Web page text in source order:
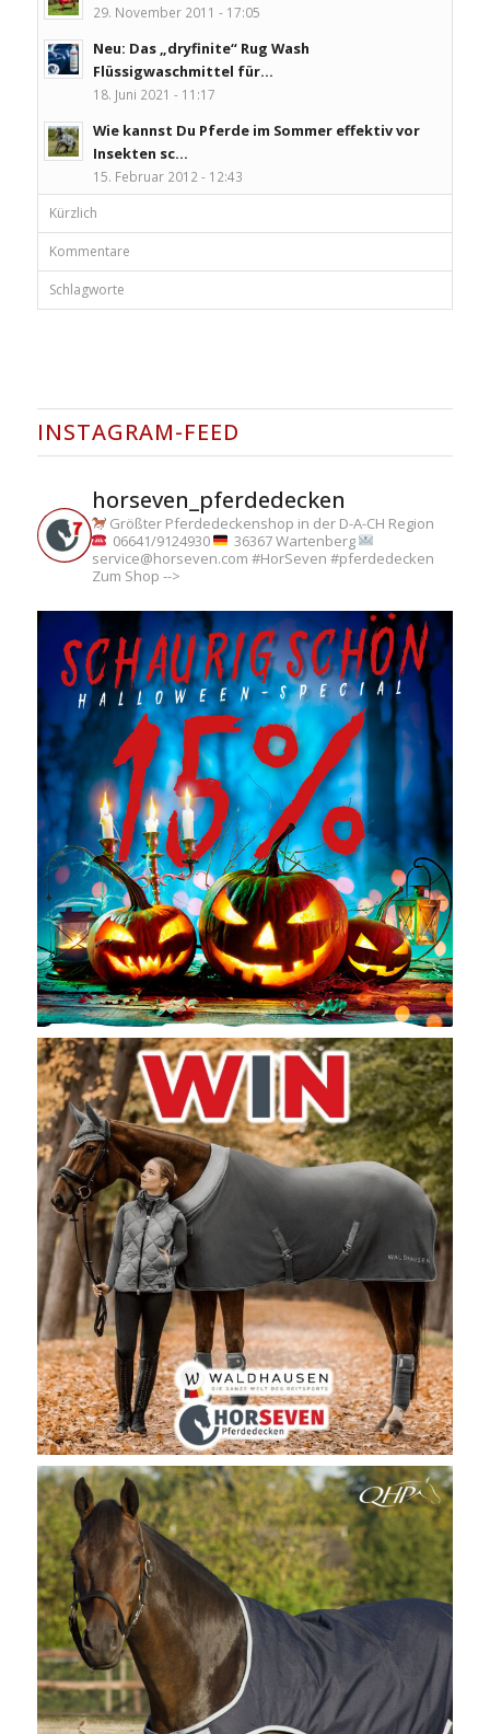
29. November 2011 - 17:05
Neu: Das „dryfinite“ Rug Wash
Flüssigwaschmittel für...
18. Juni 2021 - 11:17
Wie kannst Du Pferde im Sommer effektiv vor
Insekten sc...
15. Februar 2012 - 12:43
Kürzlich
Kommentare
Schlagworte
INSTAGRAM-FEED
horseven_pferdedecken
Größter Pferdedeckenshop in der D-A-CH Region
06641/9124930
36367 Wartenberg
service@horseven.com #HorSeven #pferdedecken
Zum Shop -->